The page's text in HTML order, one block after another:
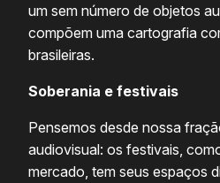
um sem número de objetos
compõem uma cartografia
brasileiras.
Soberania e festivais
Pensemos desde nossa
audiovisual: os festivais,
mercado, tem seus espaços